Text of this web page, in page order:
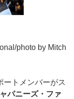
photo by Mitch
ートメンバーがス
パニーズ・ファ